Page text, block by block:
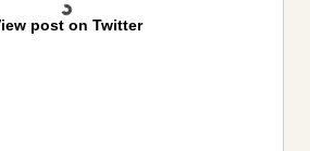
post on Twitter